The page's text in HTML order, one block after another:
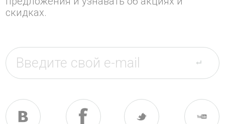
скидках.